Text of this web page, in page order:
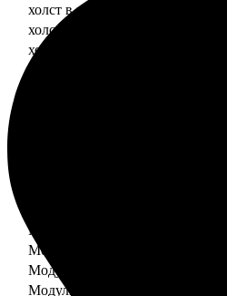
холст в раме 20х30
холст в раме 30х30
холст в раме 30х40
Модульный холст из трех
Модульный холст из двух
Модульный холст из трех
Модульный холст из трех